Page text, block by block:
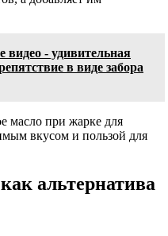
видео - удивительная
в виде забора
масло при жарке для
вкусом и пользой для
альтернатива